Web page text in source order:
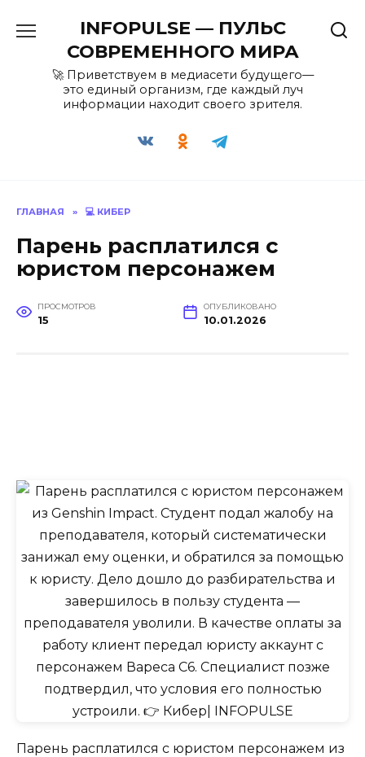
содержанию
INFOPULSE — ПУЛЬС
СОВРЕМЕННОГО МИРА
🚀 Приветствуем в медиасети будущего—
это единый организм, где каждый луч
информации находит своего зрителя.
ГЛАВНАЯ » 💻 КИБЕР
Парень расплатился с
юристом персонажем
ПРОСМОТРОВ
15
ОПУБЛИКОВАНО
10.01.2026
Парень расплатился с юристом персонажем из